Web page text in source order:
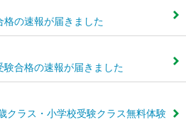
格の速報が届きました
験合格の速報が届きました
クラス・小学校受験クラス無料体験